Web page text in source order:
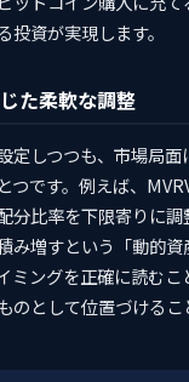
資が実現します。
た柔軟な調整
定しつつも、市場局
つです。例えば、
分比率を下限寄りに
み増すという「動的
ミングを正確に読むこ
のとして位置づけるこ